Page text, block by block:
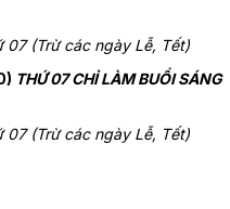
07 (Trừ các ngày Lễ, Tết)
THỨ 07 CHỈ LÀM BUỔI SÁNG
07 (Trừ các ngày Lễ, Tết)